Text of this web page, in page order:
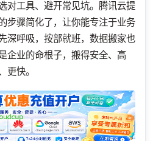
对工具、避开常见坑。腾讯云提
步骤简化了，让你能专注于业务
深呼吸，按部就班，数据搬家也
企业的命根子，搬得安全、高
更快。